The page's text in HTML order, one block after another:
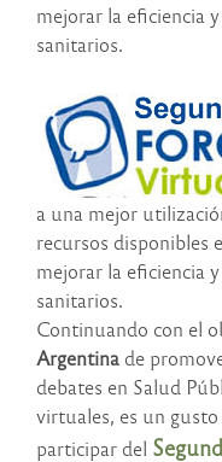
mejorar la eficiencia
sanitarios.
a una mejor
recursos disponibles
mejorar la eficiencia
sanitarios.
Continuando con el
Argentina de
debates en Salud
virtuales, es un
participar del